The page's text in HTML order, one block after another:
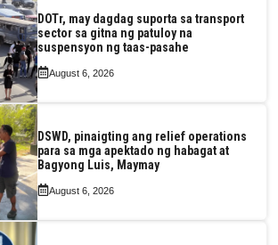
DOTr, may dagdag suporta sa transport
sector sa gitna ng patuloy na
suspensyon ng taas-pasahe
August 6, 2026
DSWD, pinaigting ang relief operations
para sa mga apektado ng habagat at
Bagyong Luis, Maymay
August 6, 2026